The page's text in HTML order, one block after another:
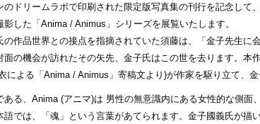
のドリームラボで印刷された限定版写真集の刊⾏を記念して
した「Anima / Animus」シリーズを展覧いたします。
の作品世界との接点を指摘されていた須藤は、「⾦⼦先⽣に
⾯の機会が訪れたその⽮先、⾦⼦⽒はこの世を去ります。
による「Anima / Animus」寄稿⽂より)が作家を駆り⽴て、
ある、Anima (アニマ)は 男性の無意識内にある女性的な側
語では、「魂」という言葉があてられます。金子國義氏が